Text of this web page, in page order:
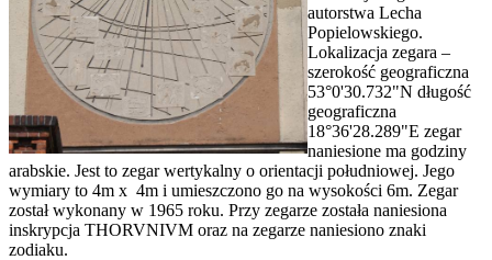
autorstwa Lecha
Popielowskiego.
Lokalizacja zegara –
szerokość geograficzna
53°0'30.732"N długość
geograficzna
18°36'28.289"E zegar
naniesione ma godziny
arabskie. Jest to zegar wertykalny o orientacji południowej. Jego
wymiary to 4m x 4m i umieszczono go na wysokości 6m. Zegar
został wykonany w 1965 roku. Przy zegarze została naniesiona
inskrypcja THORVNIVM oraz na zegarze naniesiono znaki
zodiaku.